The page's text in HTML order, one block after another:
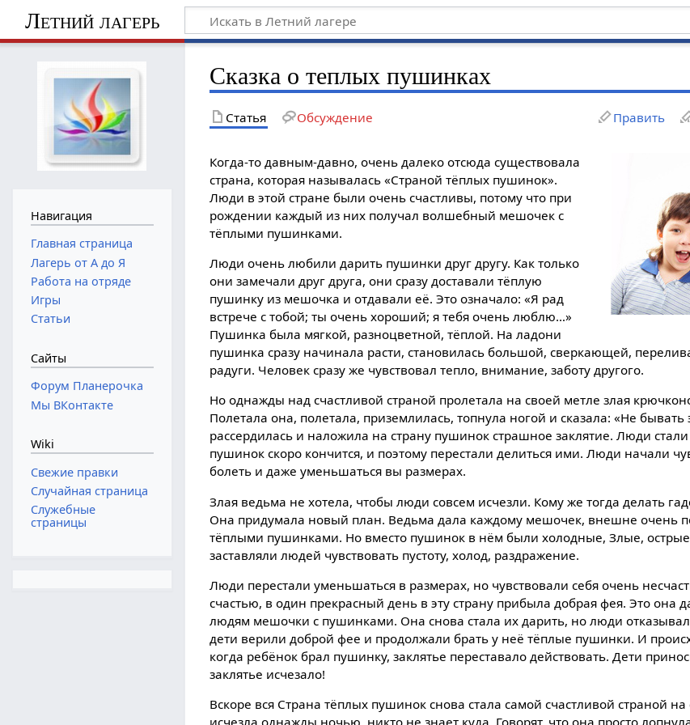
Летний лагерь
Сказка о теплых пушинках
Статья Обсуждение Править
Когда-то давным-давно, очень далеко отсюда существовала
страна, которая называлась «Страной тёплых пушинок».
Люди в этой стране были очень счастливы, потому что при
рождении каждый из них получал волшебный мешочек с
тёплыми пушинками.
Люди очень любили дарить пушинки друг другу. Как только
они замечали друг друга, они сразу доставали тёплую
пушинку из мешочка и отдавали её. Это означало: «Я рад
встрече с тобой; ты очень хороший; я тебя очень люблю…»
Пушинка была мягкой, разноцветной, тёплой. На ладони
пушинка сразу начинала расти, становилась большой, сверкающей,
радуги. Человек сразу же чувствовал тепло, внимание, заботу другого.
Но однажды над счастливой страной пролетала на своей метле злая
Полетала она, полетала, приземлилась, топнула ногой и сказала: «Не бывать
рассердилась и наложила на страну пушинок страшное заклятие. Люди стали
пушинок скоро кончится, и поэтому перестали делиться ими. Люди начали
болеть и даже уменьшаться вы размерах.
Злая ведьма не хотела, чтобы люди совсем исчезли. Кому же тогда делать
Она придумала новый план. Ведьма дала каждому мешочек, внешне очень
тёплыми пушинками. Но вместо пушинок в нём были холодные, Злые,
заставляли людей чувствовать пустоту, холод, раздражение.
Люди перестали уменьшаться в размерах, но чувствовали себя очень
счастью, в один прекрасный день в эту страну прибыла добрая фея. Это она
людям мешочки с пушинками. Она снова стала их дарить, но люди
дети верили доброй фее и продолжали брать у неё тёплые пушинки. И
когда ребёнок брал пушинку, заклятье переставало действовать. Дети
заклятье исчезало!
Вскоре вся Страна тёплых пушинок снова стала самой счастливой страной на
исчезла однажды ночью, никто не знает куда. Говорят, что она просто лопнула
Навигация
Главная страница
Лагерь от А до Я
Работа на отряде
Игры
Статьи
Сайты
Форум Планерочка
Мы ВКонтакте
Wiki
Свежие правки
Случайная страница
Служебные
страницы